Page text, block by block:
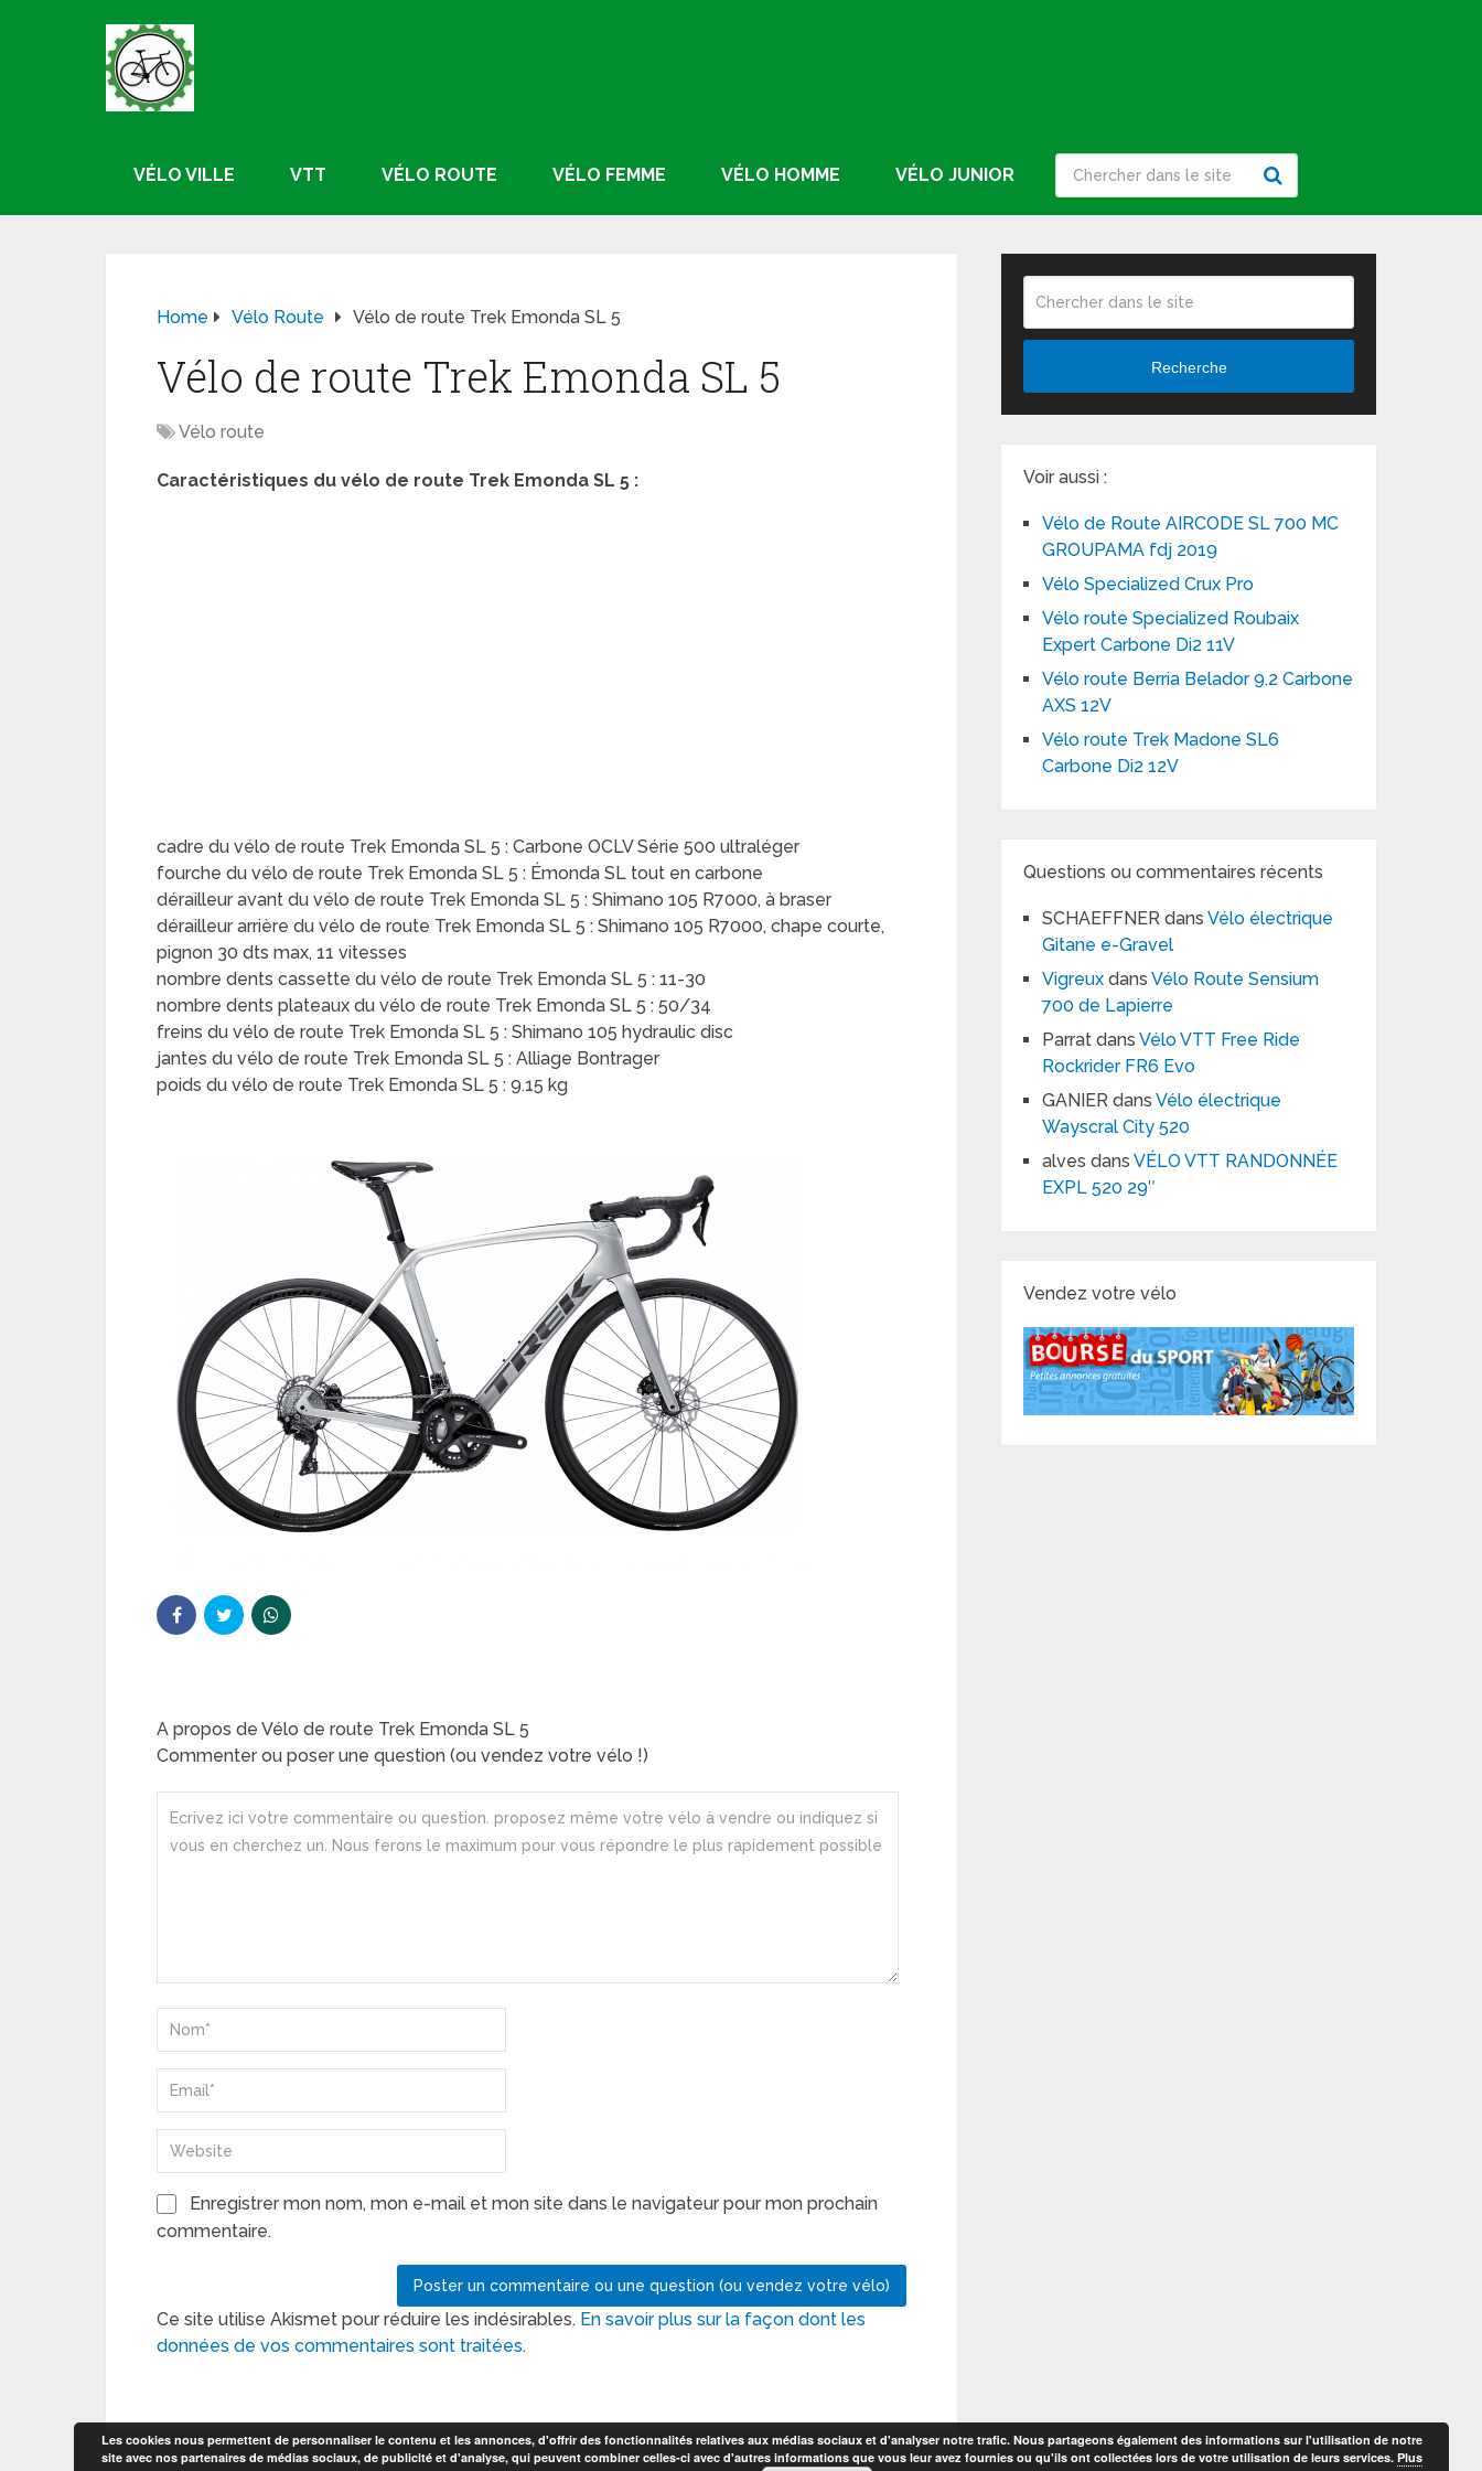
VÉLO VILLE VTT VÉLO ROUTE VÉLO FEMME VÉLO HOMME VÉLO JUNIOR
Home Vélo Route Vélo de route Trek Emonda SL 5
Vélo de route Trek Emonda SL 5
Vélo route
Caractéristiques du vélo de route Trek Emonda SL 5 :
cadre du vélo de route Trek Emonda SL 5 : Carbone OCLV Série 500 ultraléger
fourche du vélo de route Trek Emonda SL 5 : Émonda SL tout en carbone
dérailleur avant du vélo de route Trek Emonda SL 5 : Shimano 105 R7000, à braser
dérailleur arrière du vélo de route Trek Emonda SL 5 : Shimano 105 R7000, chape courte,
pignon 30 dts max, 11 vitesses
nombre dents cassette du vélo de route Trek Emonda SL 5 : 11-30
nombre dents plateaux du vélo de route Trek Emonda SL 5 : 50/34
freins du vélo de route Trek Emonda SL 5 : Shimano 105 hydraulic disc
jantes du vélo de route Trek Emonda SL 5 : Alliage Bontrager
poids du vélo de route Trek Emonda SL 5 : 9.15 kg
A propos de Vélo de route Trek Emonda SL 5
Commenter ou poser une question (ou vendez votre vélo !)
Enregistrer mon nom, mon e-mail et mon site dans le navigateur pour mon prochain
commentaire.
Ce site utilise Akismet pour réduire les indésirables. En savoir plus sur la façon dont les
données de vos commentaires sont traitées.
Recherche
Voir aussi :
Vélo de Route AIRCODE SL 700 MC
GROUPAMA fdj 2019
Vélo Specialized Crux Pro
Vélo route Specialized Roubaix
Expert Carbone Di2 11V
Vélo route Berria Belador 9.2 Carbone
AXS 12V
Vélo route Trek Madone SL6
Carbone Di2 12V
Questions ou commentaires récents
SCHAEFFNER dansVélo électrique
Gitane e-Gravel
Vigreux dansVélo Route Sensium
700 de Lapierre
Parrat dansVélo VTT Free Ride
Rockrider FR6 Evo
GANIER dansVélo électrique
Wayscral City 520
alves dansVÉLO VTT RANDONNÉE
EXPL 520 29″
Vendez votre vélo
Les cookies nous permettent de personnaliser le contenu et les annonces, d'offrir des fonctionnalités relatives aux médias sociaux et d'analyser notre trafic. Nous partageons également des informations sur l'utilisation de notre
site avec nos partenaires de médias sociaux, de publicité et d'analyse, qui peuvent combiner celles-ci avec d'autres informations que vous leur avez fournies ou qu'ils ont collectées lors de votre utilisation de leurs services. Plus